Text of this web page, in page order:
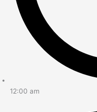
12:00 am